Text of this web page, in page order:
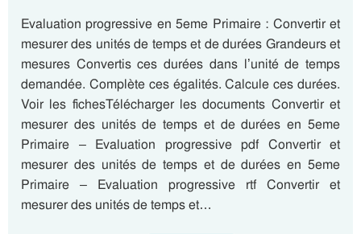
Evaluation progressive en 5eme Primaire : Convertir et
mesurer des unités de temps et de durées Grandeurs et
mesures Convertis ces durées dans l’unité de temps
demandée. Complète ces égalités. Calcule ces durées.
Voir les fichesTélécharger les documents Convertir et
mesurer des unités de temps et de durées en 5eme
Primaire – Evaluation progressive pdf Convertir et
mesurer des unités de temps et de durées en 5eme
Primaire – Evaluation progressive rtf Convertir et
mesurer des unités de temps et…